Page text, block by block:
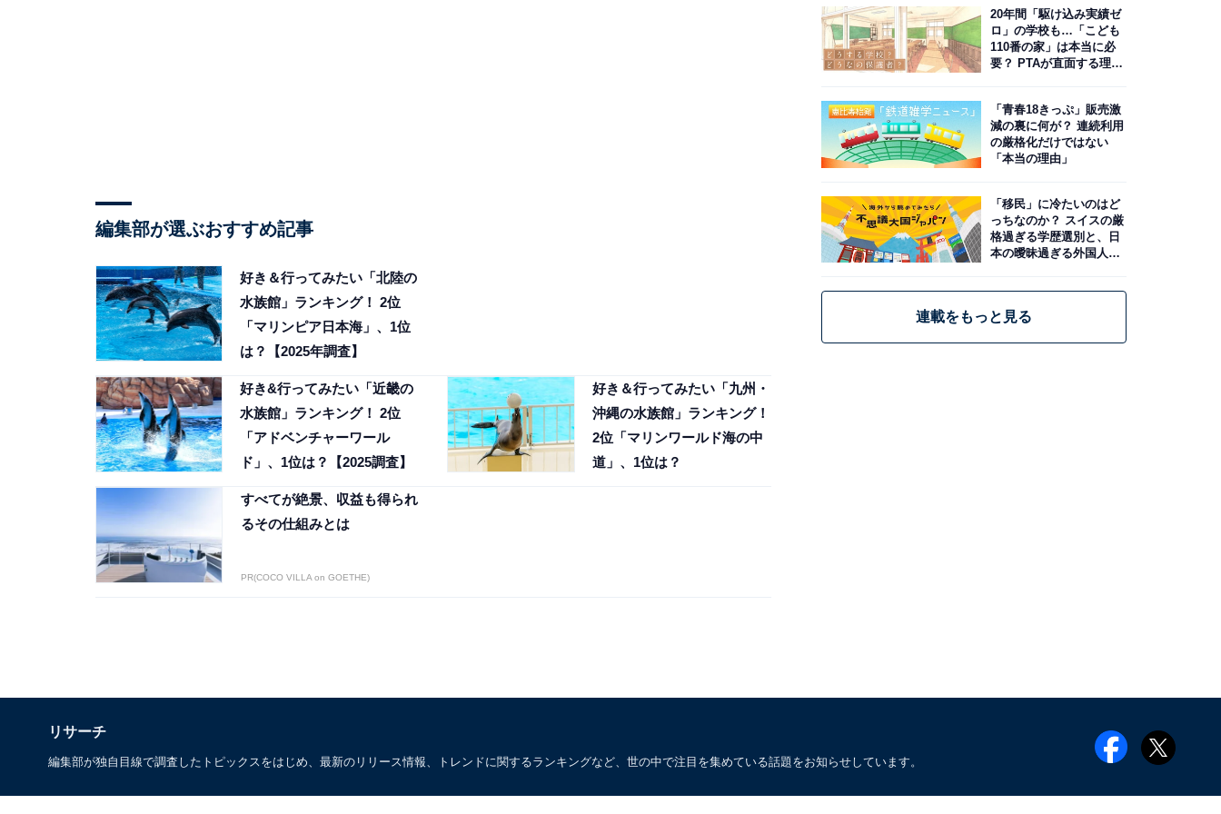
編集部が選ぶおすすめ記事
好き＆行ってみたい「北陸の
水族館」ランキング！ 2位
「マリンピア日本海」、1位
は？【2025年調査】
好き&行ってみたい「近畿の
水族館」ランキング！ 2位
「アドベンチャーワール
ド」、1位は？【2025調査】
好き＆行ってみたい「九州・
沖縄の水族館」ランキング！
2位「マリンワールド海の中
道」、1位は？
すべてが絶景、収益も得られ
るその仕組みとは
PR(COCO VILLA on GOETHE)
20年間「駆け込み実績ゼ
ロ」の学校も…「こども
110番の家」は本当に必
要？ PTAが直面する理想
「青春18きっぷ」販売激
減の裏に何が？ 連続利用
の厳格化だけではない
「本当の理由」
「移民」に冷たいのはど
っちなのか？ スイスの厳
格過ぎる学歴選別と、日
本の曖昧過ぎる外国人政
連載をもっと見る
リサーチ
編集部が独自目線で調査したトピックスをはじめ、最新のリリース情報、トレンドに関するランキングなど、世の中で注目を集めている話題をお知らせしています。